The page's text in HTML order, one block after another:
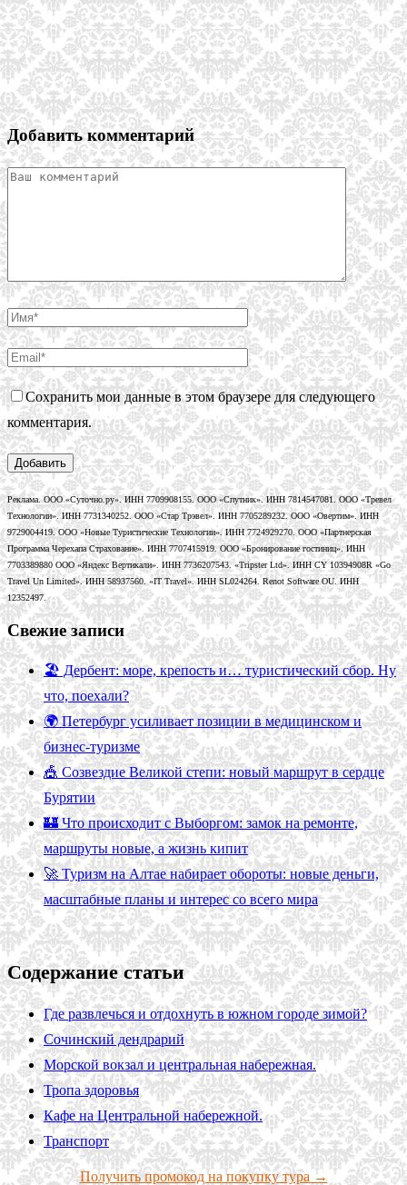
Добавить комментарий
Сохранить мои данные в этом браузере для следующего
комментария.
Реклама. ООО «Суточно.ру». ИНН 7709908155. ООО «Спутник». ИНН 7814547081. ООО «Тревел
Технологии». ИНН 7731340252. ООО «Стар Трэвел». ИНН 7705289232. ООО «Овертим». ИНН
9729004419. ООО «Новые Туристические Технологии». ИНН 7724929270. ООО «Партнерская
Программа Черехапа Страхование». ИНН 7707415919. ООО «Бронирование гостиниц». ИНН
7703389880 ООО «Яндекс Вертикали». ИНН 7736207543. «Tripster Ltd». ИНН CY 10394908R «Go
Travel Un Limited». ИНН 58937560. «IT Travel». ИНН SL024264. Renot Software OU. ИНН
12352497.
Свежие записи
🏖️ Дербент: море, крепость и… туристический сбор. Ну
что, поехали?
🌍 Петербург усиливает позиции в медицинском и
бизнес-туризме
🎪 Созвездие Великой степи: новый маршрут в сердце
Бурятии
🏰 Что происходит с Выборгом: замок на ремонте,
маршруты новые, а жизнь кипит
🚀 Туризм на Алтае набирает обороты: новые деньги,
масштабные планы и интерес со всего мира
Содержание статьи
Где развлечься и отдохнуть в южном городе зимой?
Сочинский дендрарий
Морской вокзал и центральная набережная.
Тропа здоровья
Кафе на Центральной набережной.
Транспорт
Получить промокод на покупку тура →